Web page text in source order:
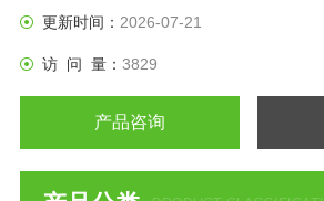
更新时间： 2026-07-21
访 问 量： 3829
产品咨询